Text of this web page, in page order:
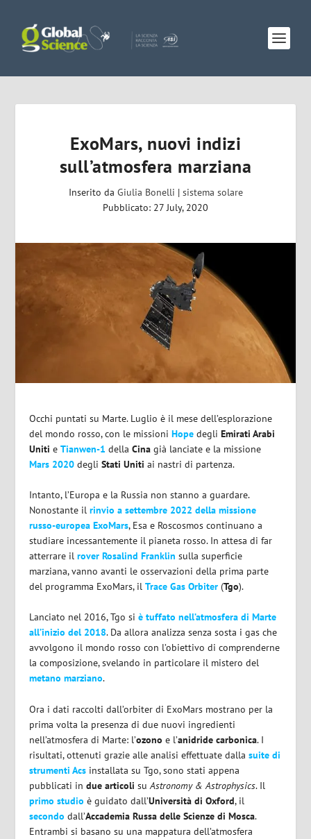
ExoMars, nuovi indizi
sull’atmosfera marziana
Inserito da Giulia Bonelli | sistema solare
Pubblicato: 27 July, 2020
Occhi puntati su Marte. Luglio è il mese dell’esplorazione
del mondo rosso, con le missioniHope degliEmirati Arabi
Uniti eTianwen-1 dellaCina già lanciate e la missione
Mars 2020 degliStati Uniti ai nastri di partenza.
Intanto, l’Europa e la Russia non stanno a guardare.
Nonostante ilrinvio a settembre 2022 della missione
russo-europea ExoMars, Esa e Roscosmos continuano a
studiare incessantemente il pianeta rosso. In attesa di far
atterrare ilrover Rosalind Franklin sulla superficie
marziana, vanno avanti le osservazioni della prima parte
del programma ExoMars, ilTrace Gas Orbiter (Tgo).
Lanciato nel 2016, Tgo siè tuffato nell’atmosfera di Marte
all’inizio del 2018. Da allora analizza senza sosta i gas che
avvolgono il mondo rosso con l’obiettivo di comprenderne
la composizione, svelando in particolare il mistero del
metano marziano.
Ora i dati raccolti dall’orbiter di ExoMars mostrano per la
prima volta la presenza di due nuovi ingredienti
nell’atmosfera di Marte: l’ozonoe l’anidride carbonica. I
risultati, ottenuti grazie alle analisi effettuate dallasuite di
strumenti Acs installata su Tgo, sono stati appena
pubblicati indue articolisuAstronomy & Astrophysics. Il
primo studio è guidato dall’Università di Oxford, il
secondo dall’Accademia Russa delle Scienze di Mosca.
Entrambi si basano su una mappatura dell’atmosfera